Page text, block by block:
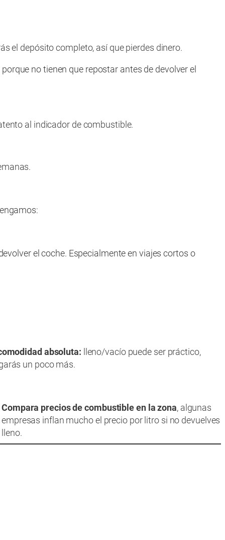
el depósito completo, así que pierdes dinero.
no tienen que repostar antes de devolver el
al indicador de combustible.
el coche. Especialmente en viajes cortos o
absoluta: lleno/vacío puede ser práctico,
un poco más.
Compara precios de combustible en la zona, algunas
empresas inflan mucho el precio por litro si no devuelves
lleno.